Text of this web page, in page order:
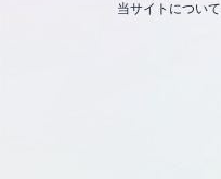
当サイトについて